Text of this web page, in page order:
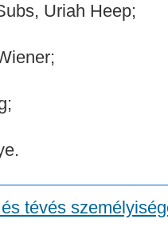
Uriah Heep;
tévés